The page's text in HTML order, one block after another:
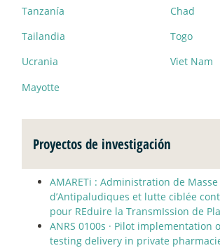
Tanzanía
Chad
Tailandia
Togo
Ucrania
Viet Nam
Mayotte
Proyectos de investigación
AMARETi : Administration de Masse
d’Antipaludiques et lutte ciblée
pour REduire la TransmIssion de
ANRS 0100s · Pilot implementation
testing delivery in private